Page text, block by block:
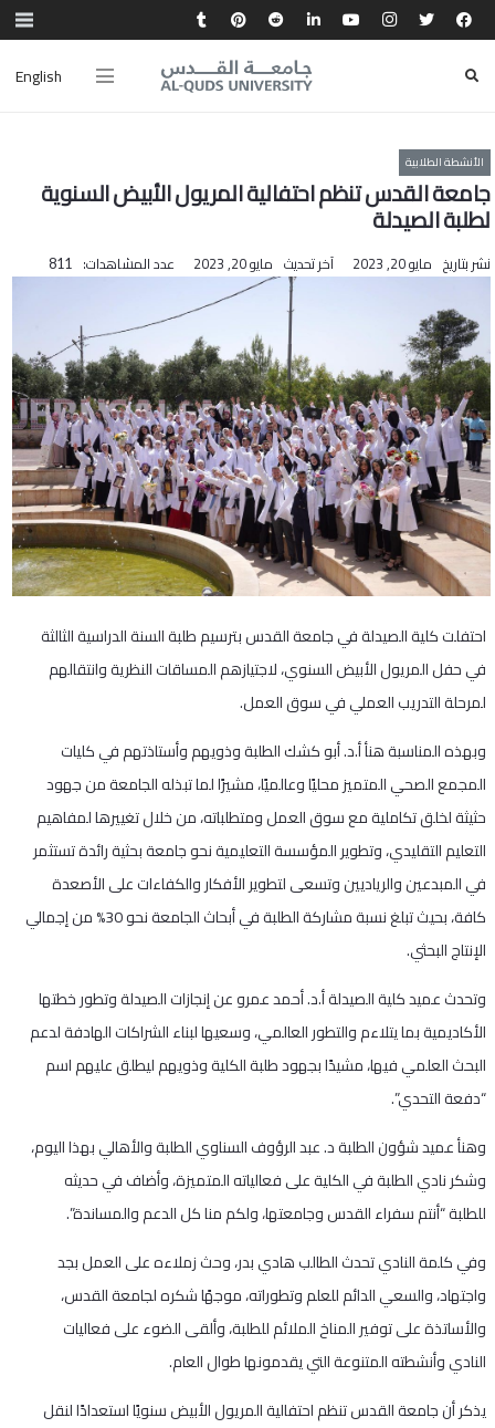
English
الأنشطة الطلابية
جامعة القدس تنظم احتفالية المريول الأبيض السنوية
لطلبة الصيدلة
نشر بتاريخ مايو 20, 2023 آخر تحديث مايو 20, 2023 عدد المشاهدات: 811
احتفلت كلية الصيدلة في جامعة القدس بترسيم طلبة السنة الدراسية الثالثة
في حفل المريول الأبيض السنوي، لاجتيازهم المساقات النظرية وانتقالهم
لمرحلة التدريب العملي في سوق العمل.
وبهذه المناسبة هنأ أ.د. أبو كشك الطلبة وذويهم وأستاذتهم في كليات
المجمع الصحي المتميز محليًا وعالميًا، مشيرًا لما تبذله الجامعة من جهود
حثيثة لخلق تكاملية مع سوق العمل ومتطلباته، من خلال تغييرها لمفاهيم
التعليم التقليدي، وتطوير المؤسسة التعليمية نحو جامعة بحثية رائدة تستثمر
في المبدعين والرياديين وتسعى لتطوير الأفكار والكفاءات على الأصعدة
كافة، بحيث تبلغ نسبة مشاركة الطلبة في أبحاث الجامعة نحو 30% من إجمالي
الإنتاج البحثي.
وتحدث عميد كلية الصيدلة أ.د. أحمد عمرو عن إنجازات الصيدلة وتطور خطتها
الأكاديمية بما يتلاءم والتطور العالمي، وسعيها لبناء الشراكات الهادفة لدعم
البحث العلمي فيها، مشيدًا بجهود طلبة الكلية وذويهم ليطلق عليهم اسم
“دفعة التحدي”.
وهنأ عميد شؤون الطلبة د. عبد الرؤوف السناوي الطلبة والأهالي بهذا اليوم،
وشكر نادي الطلبة في الكلية على فعالياته المتميزة، وأضاف في حديثه
للطلبة “أنتم سفراء القدس وجامعتها، ولكم منا كل الدعم والمساندة”.
وفي كلمة النادي تحدث الطالب هادي بدر، وحث زملاءه على العمل بجد
واجتهاد، والسعي الدائم للعلم وتطوراته، موجهًا شكره لجامعة القدس،
والأساتذة على توفير المناخ الملائم للطلبة، وألقى الضوء على فعاليات
النادي وأنشطته المتنوعة التي يقدمونها طوال العام.
يذكر أن جامعة القدس تنظم احتفالية المريول الأبيض سنويًا استعدادًا لنقل